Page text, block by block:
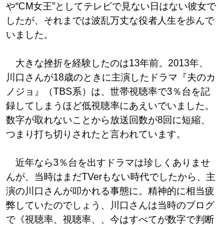
や“CM女王”としてテレビで見ない日はない彼女で
したが、それまでは波乱万丈な役者人生を歩んで
いました。
大きな挫折を経験したのは13年前。2013年、
川口さんが18歳のときに主演したドラマ『夫のカ
ノジョ』（TBS系）は、世帯視聴率で3％台を記
録してしまうほど低視聴率にあえいでいました。
数字が取れないことから放送回数が8回に短縮、
つまり打ち切りされたと言われています。
近年なら3％台を出すドラマは珍しくありませ
んが、当時はまだTVerもない時代でしたから、主
演の川口さんが叩かれる事態に。精神的に相当疲
弊していたのでしょう、川口さんは当時のブログ
で《視聴率、視聴率、、今はすべてが数字で判断